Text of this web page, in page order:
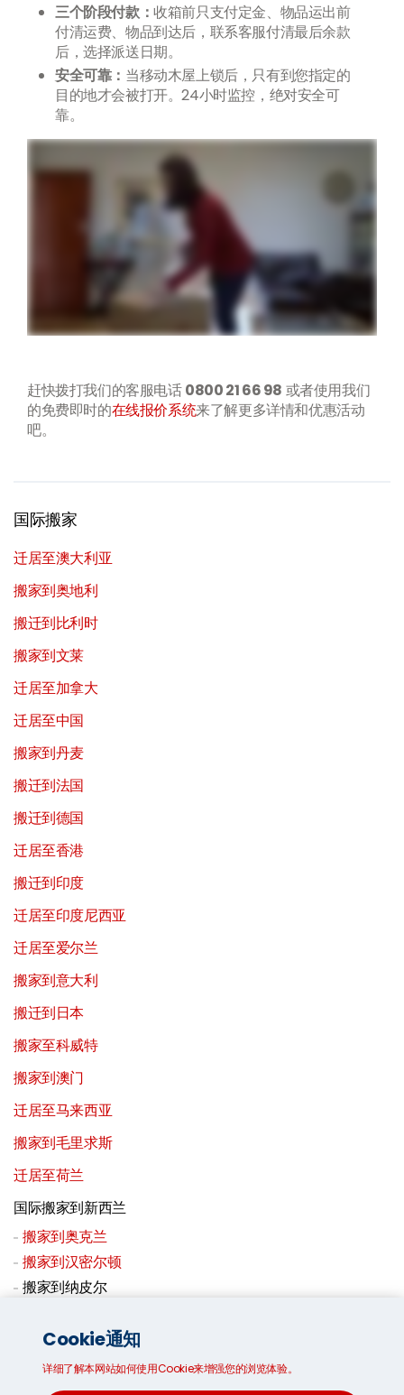
三个阶段付款：收箱前只支付定金、物品运出前
付清运费、物品到达后，联系客服付清最后余款
后，选择派送日期。
安全可靠： 当移动木屋上锁后，只有到您指定的
目的地才会被打开。24小时监控，绝对安全可
靠。
赶快拨打我们的客服电话0800 21 66 98 或者使用我们
的免费即时的在线报价系统来了解更多详情和优惠活动
吧。
国际搬家
迁居至澳大利亚
搬家到奥地利
搬迁到比利时
搬家到文莱
迁居至加拿大
迁居至中国
搬家到丹麦
搬迁到法国
搬迁到德国
迁居至香港
搬迁到印度
迁居至印度尼西亚
迁居至爱尔兰
搬家到意大利
搬迁到日本
搬家至科威特
搬家到澳门
迁居至马来西亚
搬家到毛里求斯
迁居至荷兰
国际搬家到新西兰
搬家到奥克兰
搬家到汉密尔顿
搬家到纳皮尔
搬迁到葡萄牙
搬家至卡塔尔
Cookie通知
详细了解本网站如何使用Cookie来增强您的浏览体验。